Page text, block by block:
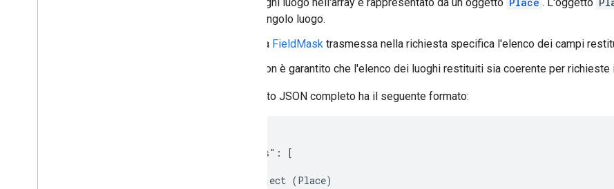
singolo luogo.
La FieldMask trasmessa nella richiesta specifica l'elenco dei campi
Non è garantito che l'elenco dei luoghi restituiti sia coerente per richieste
L'oggetto JSON completo ha il seguente formato:
  "places": [
      object (Place)